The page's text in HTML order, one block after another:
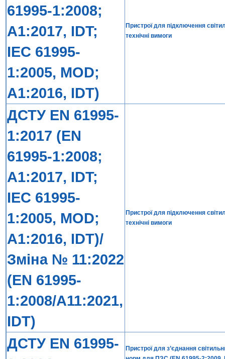
61995-1:2008;
А1:2017, IDT;
IEC 61995-
1:2005, MOD;
А1:2016, IDT)
Пристрої для підключення
технічні вимоги
ДСТУ EN 61995-
1:2017 (EN
61995-1:2008;
А1:2017, IDT;
IEC 61995-
1:2005, MOD;
А1:2016, IDT)/
Зміна № 11:2022
(EN 61995-
1:2008/A11:2021,
IDT)
Пристрої для підключення
технічні вимоги
ДСТУ EN 61995-
Пристрої для з’єднання